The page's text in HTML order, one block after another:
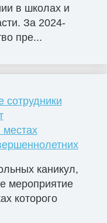
в школах и
За 2024-
пре...
сотрудники
каникул,
мероприятие
которого